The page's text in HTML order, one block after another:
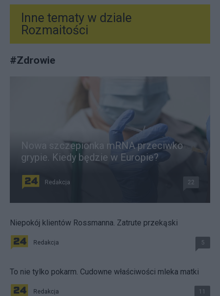
Inne tematy w dziale
Rozmaitości
#Zdrowie
Nowa szczepionka mRNA przeciwko
grypie. Kiedy będzie w Europie?
Redakcja 22
Niepokój klientów Rossmanna. Zatrute przekąski
Redakcja 5
To nie tylko pokarm. Cudowne właściwości mleka matki
Redakcja 11